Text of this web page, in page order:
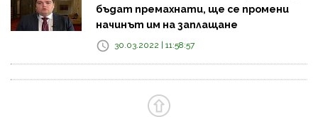
бъдат премахнати, ще се промени
начинът им на заплащане
30.03.2022 | 11:58:57